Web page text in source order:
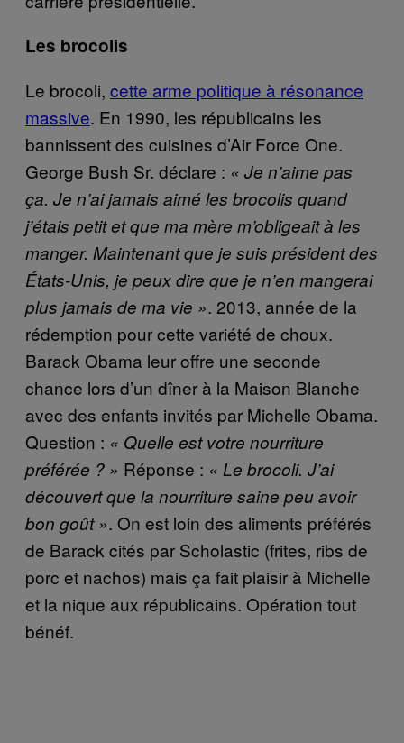
Les brocolis
Le brocoli, cette arme politique à résonance
massive. En 1990, les républicains les
bannissent des cuisines d’Air Force One.
George Bush Sr. déclare : « Je n’aime pas
ça. Je n’ai jamais aimé les brocolis quand
j’étais petit et que ma mère m’obligeait à les
manger. Maintenant que je suis président des
États-Unis, je peux dire que je n’en mangerai
plus jamais de ma vie ». 2013, année de la
rédemption pour cette variété de choux.
Barack Obama leur offre une seconde
chance lors d’un dîner à la Maison Blanche
avec des enfants invités par Michelle Obama.
Question : « Quelle est votre nourriture
préférée ? » Réponse : « Le brocoli. J’ai
découvert que la nourriture saine peu avoir
bon goût ». On est loin des aliments préférés
de Barack cités par Scholastic (frites, ribs de
porc et nachos) mais ça fait plaisir à Michelle
et la nique aux républicains. Opération tout
bénéf.